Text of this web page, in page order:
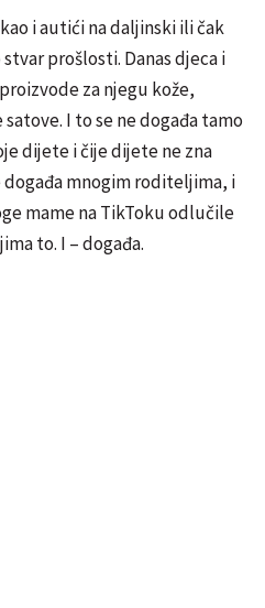
i autići na daljinski ili čak
prošlosti. Danas djeca i
za njegu kože,
I to se ne događa tamo
dijete i čije dijete ne zna
događa mnogim roditeljima, i
mame na TikToku odlučile
to. I – događa.